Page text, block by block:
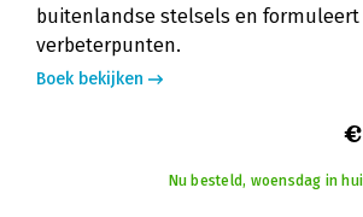
buitenlandse stelsels en formuleert
verbeterpunten.
Boek bekijken
Nu besteld, woensdag in